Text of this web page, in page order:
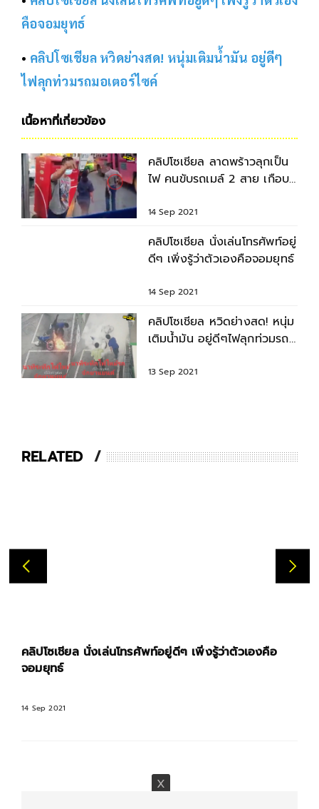
คือจอมยุทธ์
• คลิปโซเชียล หวิดย่างสด! หนุ่มเติมน้ำมัน อยู่ดีๆ
ไฟลุกท่วมรถมอเตอร์ไซค์
เนื้อหาที่เกี่ยวข้อง
คลิปโซเชียล ลาดพร้าวลุกเป็น
ไฟ คนขับรถเมล์ 2 สาย เกือบ
โดยสาร
14 Sep 2021
คลิปโซเชียล นั่งเล่นโทรศัพท์อยู่
ดีๆ เพิ่งรู้ว่าตัวเองคือจอมยุทธ์
14 Sep 2021
คลิปโซเชียล หวิดย่างสด! หนุ่ม
เติมน้ำมัน อยู่ดีๆไฟลุกท่วมรถ
13 Sep 2021
RELATED
คลิปโซเชียล นั่งเล่นโทรศัพท์อยู่ดีๆ เพิ่งรู้ว่าตัวเองคือ
จอมยุทธ์
14 Sep 2021